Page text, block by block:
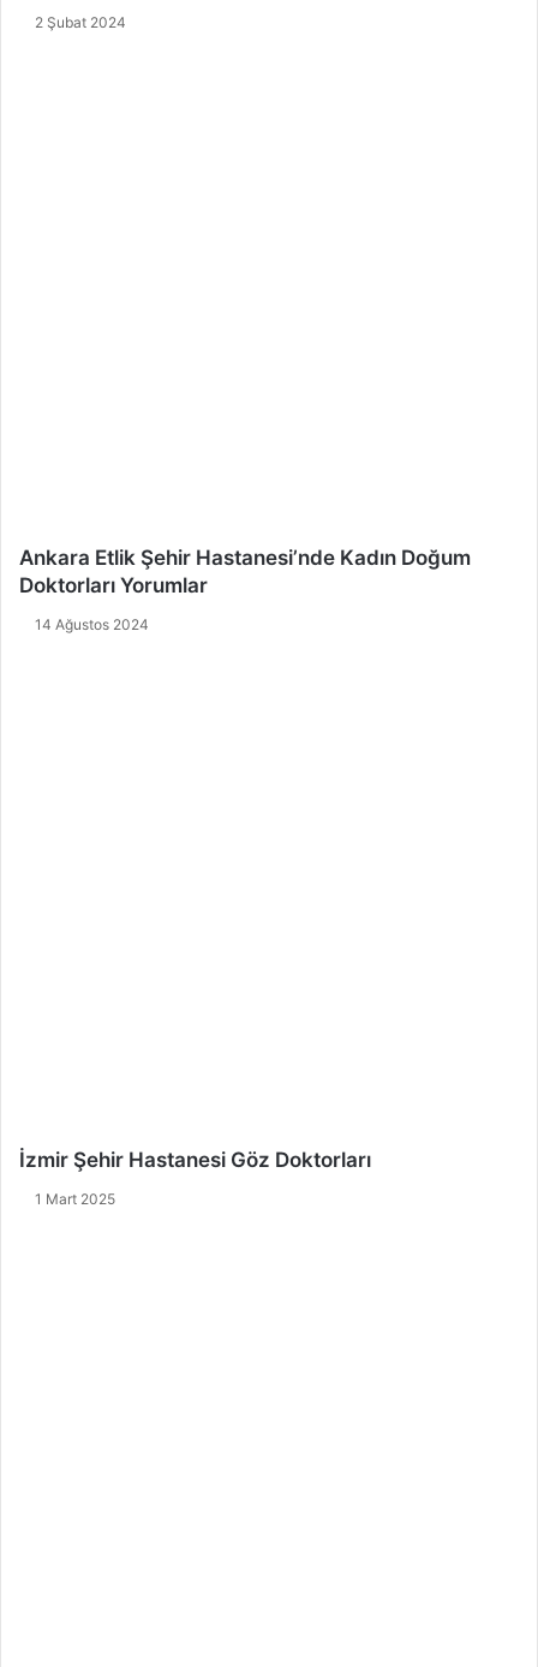
2 Şubat 2024
Ankara Etlik Şehir Hastanesi’nde Kadın Doğum
Doktorları Yorumlar
14 Ağustos 2024
İzmir Şehir Hastanesi Göz Doktorları
1 Mart 2025